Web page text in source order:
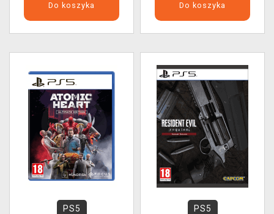
Do koszyka Do koszyka
PS5 PS5